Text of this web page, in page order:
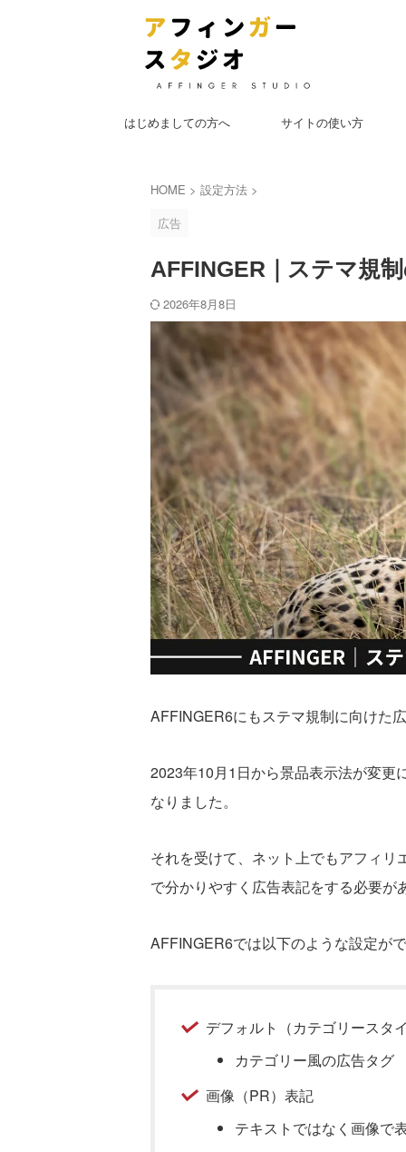
はじめましての方へ サイトの使い方
HOME > 設定方法 >
広告
AFFINGER｜ステマ規
2026年8月8日
AFFINGER6にもステマ規制に向けた
2023年10月1日から景品表示法が変更
なりました。
それを受けて、ネット上でもアフィ
で分かりやすく広告表記をする必要が
AFFINGER6では以下のような設定が
デフォルト（カテゴリースタ
カテゴリー風の広告タグ
画像（PR）表記
テキストではなく画像で